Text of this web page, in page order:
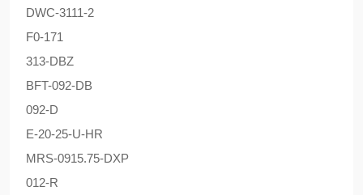
DWC-3111-2
F0-171
313-DBZ
BFT-092-DB
092-D
E-20-25-U-HR
MRS-0915.75-DXP
012-R